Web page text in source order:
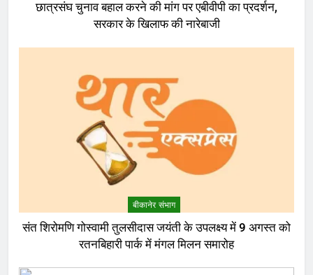
छात्रसंघ चुनाव बहाल करने की मांग पर एबीवीपी का प्रदर्शन,
सरकार के खिलाफ की नारेबाजी
बीकानेर संभाग
संत शिरोमणि गोस्वामी तुलसीदास जयंती के उपलक्ष्य में 9 अगस्त को
रतनबिहारी पार्क में मंगल मिलन समारोह